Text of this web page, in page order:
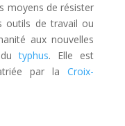
moyens de résister
outils de travail ou
aux nouvelles
dutyphus. Elle est
par laCroix-